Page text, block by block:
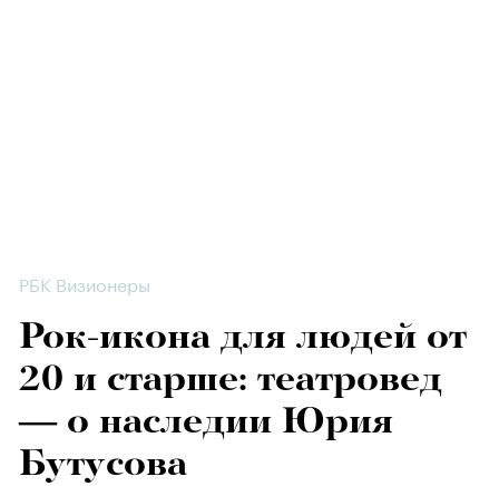
РБК Визионеры
Рок-икона для людей от
20 и старше: театровед
— о наследии Юрия
Бутусова